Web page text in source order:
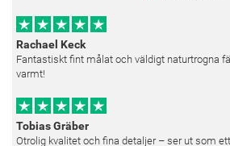
Rachael Keck
Fantastiskt fint målat och väldigt naturtrogna
varmt!
Tobias Gräber
Otrolig kvalitet och fina detaljer – ser ut som